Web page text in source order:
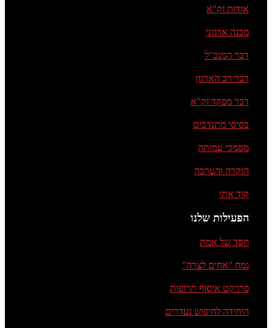
אודות זק"א
מבנה ארגוני
דבר המנכ"ל
דבר רב הארגון
דבר מפקד זק"א
בסיסי מתנדבים
מסמכי עמותה
הוקרה והערכה
קוד אתי
הפעילות שלנו
חסד של אמת
גמח "אחים לצרה"
פרויקט איסוף תרופות
היחידה לחיפוש נעדרים